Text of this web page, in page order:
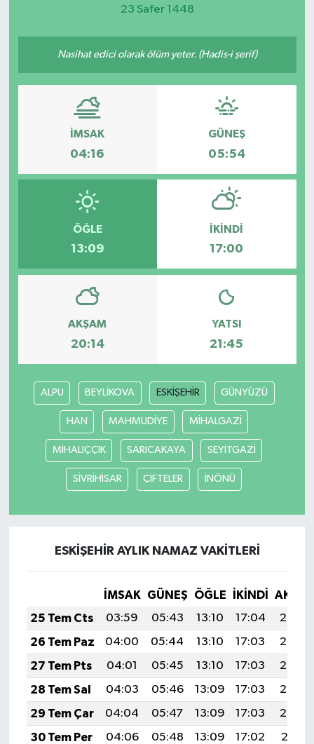
23 Safer 1448
Nasihat edici olarak ölüm yeter. (Hadis-i şerif)
İMSAK
04:16
GÜNEŞ
05:54
ÖĞLE
13:09
İKINDI
17:00
AKŞAM
20:14
YATSI
21:45
ALPU BEYLİKOVA ESKİŞEHİR GÜNYÜZÜ
HAN MAHMUDİYE MİHALGAZİ
MİHALIÇÇIK SARICAKAYA SEYİTGAZİ
SİVRİHİSAR ÇİFTELER İNÖNÜ
ESKİŞEHİR AYLIK NAMAZ VAKITLERI
İMSAK GÜNEŞ ÖĞLE İKINDI
25 Tem Cts
03:59 05:43 13:10 17:04
20:26
26 Tem Paz
04:00 05:44 13:10 17:03
20:25
27 Tem Pts
04:01 05:45 13:10 17:03
20:24
28 Tem Sal
04:03 05:46 13:09 17:03
20:23
29 Tem Çar
04:04 05:47 13:09 17:03
20:22
30 Tem Per
04:06 05:48 13:09 17:02
20:21
Etkinlikler